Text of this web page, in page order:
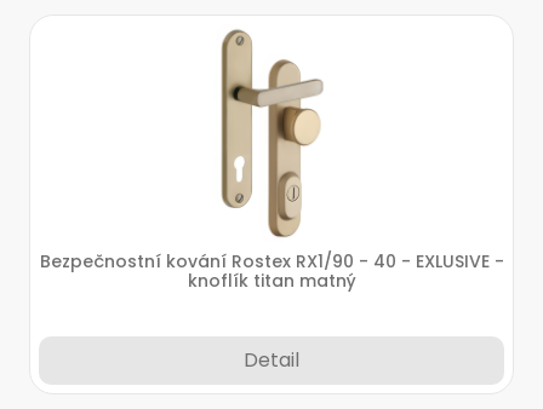
Bezpečnostní kování Rostex RX1/90 - 40 - EXLUSIVE -
knoflík titan matný
Detail